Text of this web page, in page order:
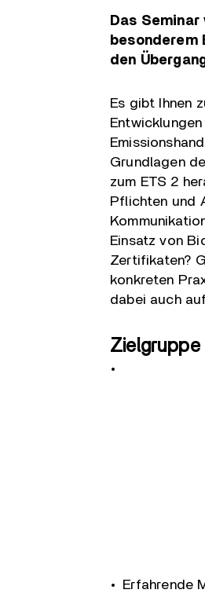
Das
den
Es gibt Ihnen
Grundlagen
zum ETS 2
Pflichten und
Einsatz von
Zertifikaten?
konkreten
dabei auch
Zielgruppe
Erfahrende